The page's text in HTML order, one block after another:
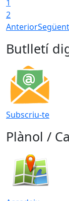
1
2
AnteriorSegüent
Butlletí
Subscriu-te
Plànol /